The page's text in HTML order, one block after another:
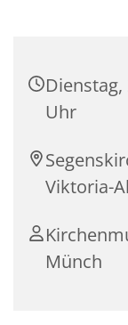
Dienstag,
Uhr
Viktoria-
Münch